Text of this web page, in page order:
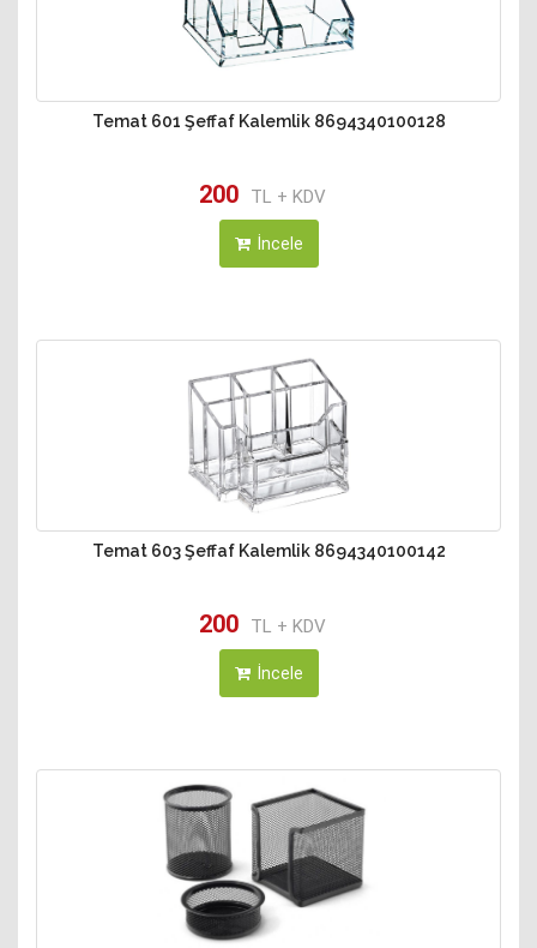
Temat 601 Şeffaf Kalemlik 8694340100128
200 TL + KDV
İncele
Temat 603 Şeffaf Kalemlik 8694340100142
200 TL + KDV
İncele